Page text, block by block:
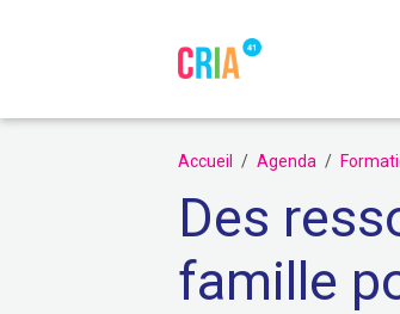
Accueil Agenda
Des
famille